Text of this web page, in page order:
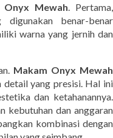
Onyx Mewah . Pertama,
benar-benar
warna yang jernih dan
Makam Onyx Mewah
yang presisi. Hal ini
dan ketahanannya.
kebutuhan dan anggaran
kombinasi dengan